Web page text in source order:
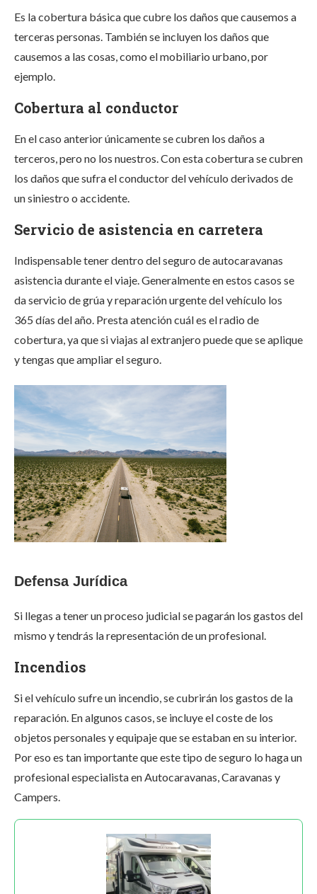
Es la cobertura básica que cubre los daños que causemos a
terceras personas. También se incluyen los daños que
causemos a las cosas, como el mobiliario urbano, por
ejemplo.
Cobertura al conductor
En el caso anterior únicamente se cubren los daños a
terceros, pero no los nuestros. Con esta cobertura se cubren
los daños que sufra el conductor del vehículo derivados de
un siniestro o accidente.
Servicio de asistencia en carretera
Indispensable tener dentro del seguro de autocaravanas
asistencia durante el viaje. Generalmente en estos casos se
da servicio de grúa y reparación urgente del vehículo los
365 días del año. Presta atención cuál es el radio de
cobertura, ya que si viajas al extranjero puede que se aplique
y tengas que ampliar el seguro.
Defensa Jurídica
Si llegas a tener un proceso judicial se pagarán los gastos del
mismo y tendrás la representación de un profesional.
Incendios
Si el vehículo sufre un incendio, se cubrirán los gastos de la
reparación. En algunos casos, se incluye el coste de los
objetos personales y equipaje que se estaban en su interior.
Por eso es tan importante que este tipo de seguro lo haga un
profesional especialista en Autocaravanas, Caravanas y
Campers.